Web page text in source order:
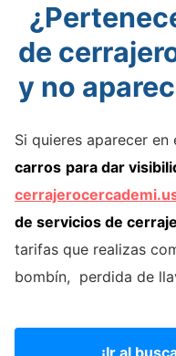
de
y no
Si quieres aparecer
carros para dar
de servicios de
tarifas que realizas
bombín, perdida de
¡Ir al